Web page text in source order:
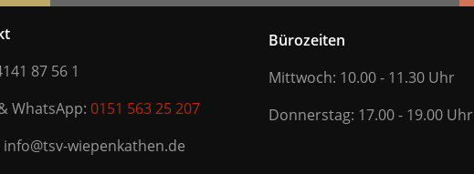
87 56 1
WhatsApp: 0151 563 25 207
info@tsv-wiepenkathen.de
Bürozeiten
Mittwoch: 10.00 - 11.30 Uhr
Donnerstag: 17.00 - 19.00 Uhr